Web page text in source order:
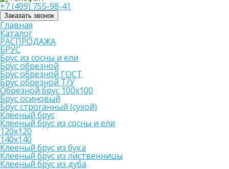
+7 (499) 755-98-41
Заказать звонок
Главная
Каталог
РАСПРОДАЖА
БРУС
Брус из сосны и ели
Брус обрезной
Брус обрезной ГОСТ
Брус обрезной Т/У
Обрезной брус 100х100
Брус осиновый
Брус строганный (сухой)
Клееный брус
Клееный брус из сосны и ели
120х120
140х140
Клееный брус из бука
Клееный брус из лиственницы
Клееный брус из дуба